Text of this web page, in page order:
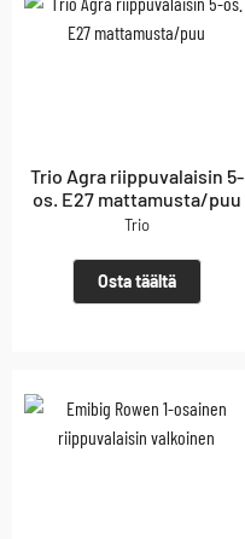
Trio Agra riippuvalaisin 5-
os. E27 mattamusta/puu
Trio
Osta täältä